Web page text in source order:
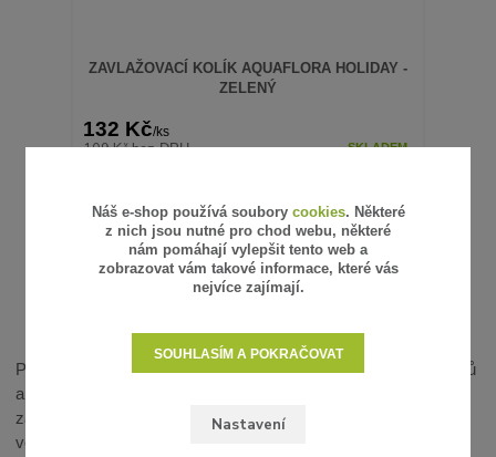
ZAVLAŽOVACÍ KOLÍK AQUAFLORA HOLIDAY -
ZELENÝ
132 Kč/ks
109 Kčbez DPH SKLADEM
strana z 1
Prozkoumejte naši kompletní nabídku květinových zavlažovačů
a vyberte si ideální řešení pro vaše rostliny. S našimi produkty
zajistíte svým květinám optimální péči a zároveň ušetříte čas i
vodu. Nakupujte na Originalni-zahrada.cz a dopřejte svým
Náš e-shop používá soubory cookies. Některé
z nich jsou nutné pro chod webu, některé
nám pomáhají vylepšit tento web a
zobrazovat vám takové informace, které vás
nejvíce zajímají.
Nastavení
SOUHLASÍM A POKRAČOVAT